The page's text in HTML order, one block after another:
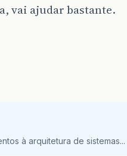
vai ajudar bastante.
à arquitetura de sistemas...